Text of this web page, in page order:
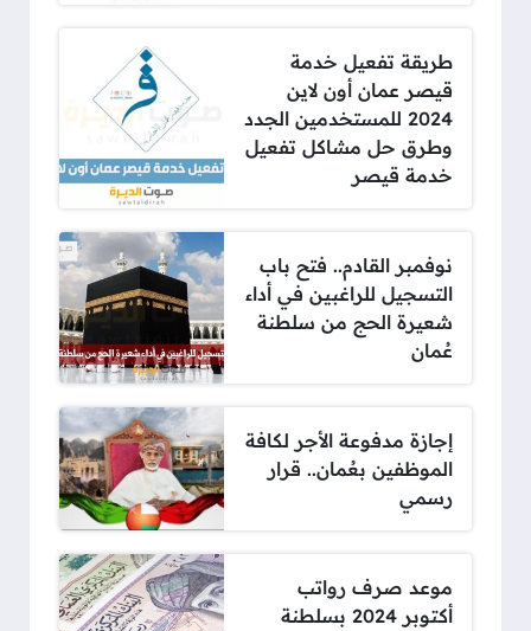
طريقة تفعيل خدمة
قيصر عمان أون لاين
2024 للمستخدمين الجدد
وطرق حل مشاكل تفعيل
خدمة قيصر
نوفمبر القادم.. فتح باب
التسجيل للراغبين في أداء
شعيرة الحج من سلطنة
عُمان
إجازة مدفوعة الأجر لكافة
الموظفين بعُمان.. قرار
رسمي
موعد صرف رواتب
أكتوبر 2024 بسلطنة